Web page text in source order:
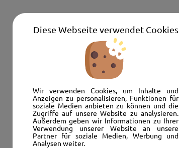
Diese Webseite verwendet Cookies
Wir verwenden Cookies, um Inhalte und
Anzeigen zu personalisieren, Funktionen für
soziale Medien anbieten zu können und die
Zugriffe auf unsere Website zu analysieren.
Außerdem geben wir Informationen zu Ihrer
Verwendung unserer Website an unsere
Partner für soziale Medien, Werbung und
Analysen weiter.
9:00 Uhr - 12:00 Uhr
Senden Sie uns eine E-Mail:
info@autoshop-wimmer.de